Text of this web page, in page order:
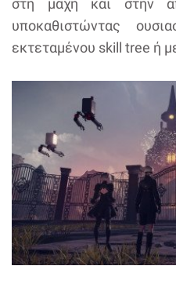
στη μάχη και στην
υποκαθιστώντας
εκτεταμένου skill tree ή